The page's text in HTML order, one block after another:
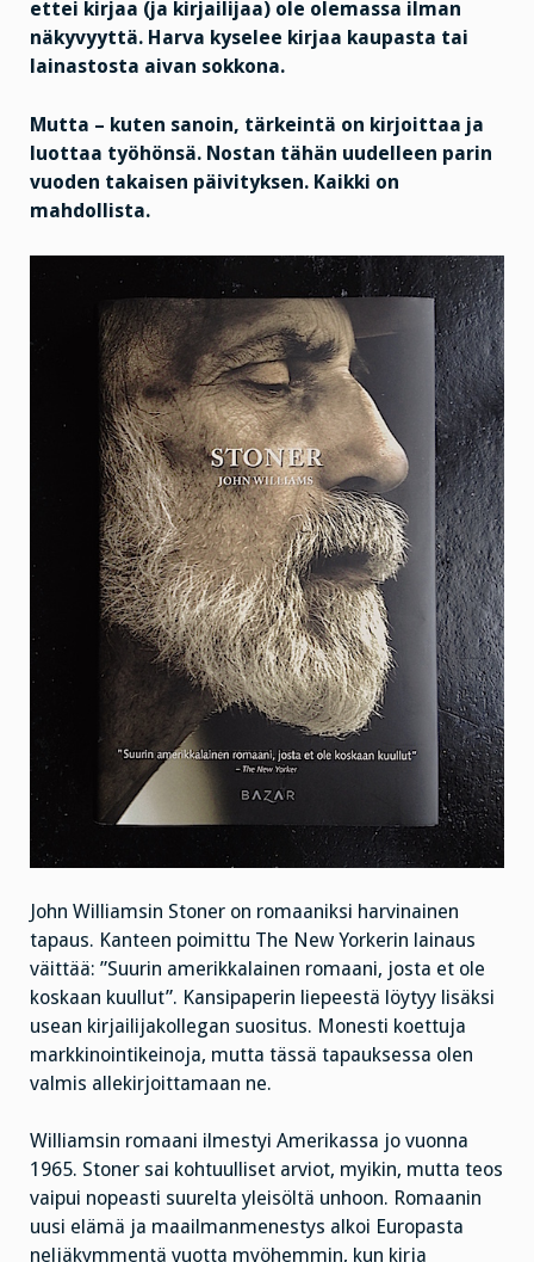
ettei kirjaa (ja kirjailijaa) ole olemassa ilman
näkyvyyttä. Harva kyselee kirjaa kaupasta tai
lainastosta aivan sokkona.
Mutta – kuten sanoin, tärkeintä on kirjoittaa ja
luottaa työhönsä. Nostan tähän uudelleen parin
vuoden takaisen päivityksen. Kaikki on
mahdollista.
John Williamsin Stoner on romaaniksi harvinainen
tapaus. Kanteen poimittu The New Yorkerin lainaus
väittää: ”Suurin amerikkalainen romaani, josta et ole
koskaan kuullut”. Kansipaperin liepeestä löytyy lisäksi
usean kirjailijakollegan suositus. Monesti koettuja
markkinointikeinoja, mutta tässä tapauksessa olen
valmis allekirjoittamaan ne.
Williamsin romaani ilmestyi Amerikassa jo vuonna
1965. Stoner sai kohtuulliset arviot, myikin, mutta teos
vaipui nopeasti suurelta yleisöltä unhoon. Romaanin
uusi elämä ja maailmanmenestys alkoi Europasta
neljäkymmentä vuotta myöhemmin, kun kirja